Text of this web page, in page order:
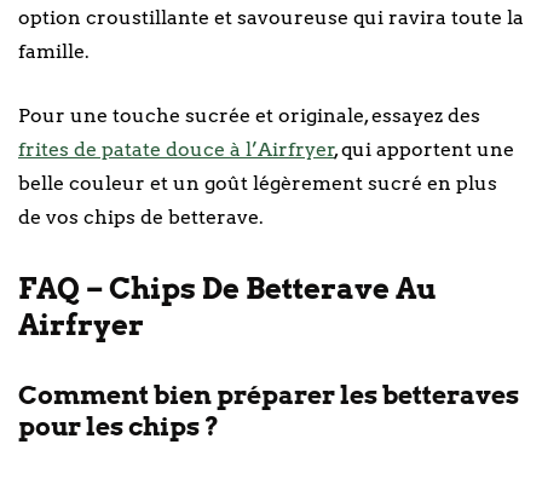
option croustillante et savoureuse qui ravira toute la
famille.
Pour une touche sucrée et originale, essayez des
frites de patate douce à l’Airfryer, qui apportent une
belle couleur et un goût légèrement sucré en plus
de vos chips de betterave.
FAQ – Chips De Betterave Au
Airfryer
Comment bien préparer les betteraves
pour les chips ?